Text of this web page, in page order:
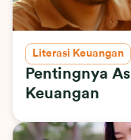
Literasi Keuangan
Pentingnya
Keuangan